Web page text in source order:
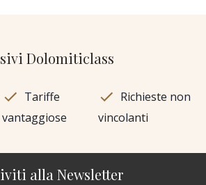
Dolomiticlass
Tariffe
vantaggiose
Richieste non
vincolanti
alla Newsletter